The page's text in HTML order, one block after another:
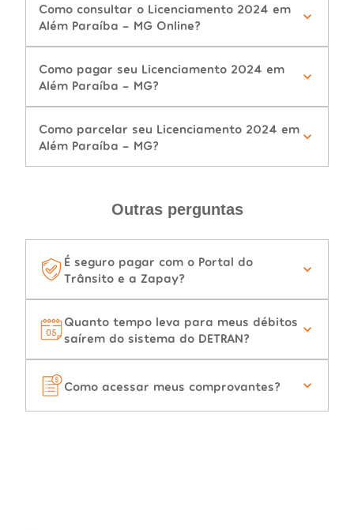
Como consultar o Licenciamento 2024 em
Além Paraíba - MG Online?
Como pagar seu Licenciamento 2024 em
Além Paraíba - MG?
Como parcelar seu Licenciamento 2024 em
Além Paraíba - MG?
Outras perguntas
É seguro pagar com o Portal do
Trânsito e a Zapay?
Quanto tempo leva para meus débitos
saírem do sistema do DETRAN?
Como acessar meus comprovantes?